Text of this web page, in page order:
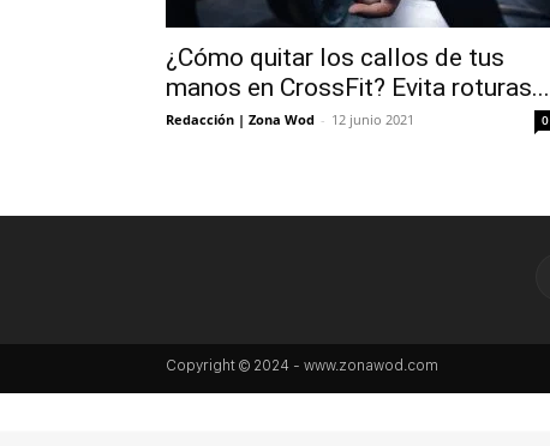
¿Cómo quitar los callos de tus
manos en CrossFit? Evita roturas...
Redacción | Zona Wod - 12 junio 2021 0
Copyright © 2024 - www.zonawod.com